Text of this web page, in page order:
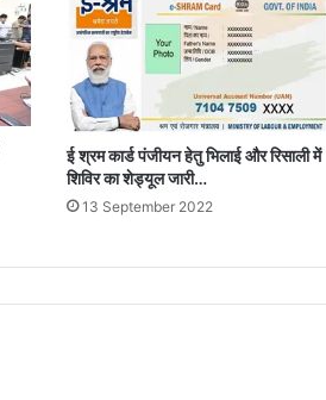
ई श्रम कार्ड पंजीयन हेतु भिलाई और रिसाली में
शिविर का शेड्यूल जारी…
13 September 2022